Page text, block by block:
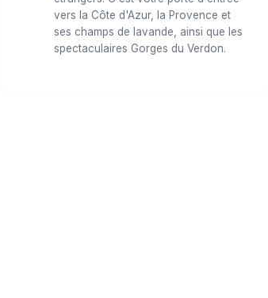
vers la Côte d'Azur, la Provence et
ses champs de lavande, ainsi que les
spectaculaires Gorges du Verdon.